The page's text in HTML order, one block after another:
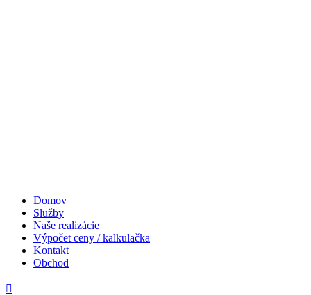
Domov
Služby
Naše realizácie
Výpočet ceny / kalkulačka
Kontakt
Obchod